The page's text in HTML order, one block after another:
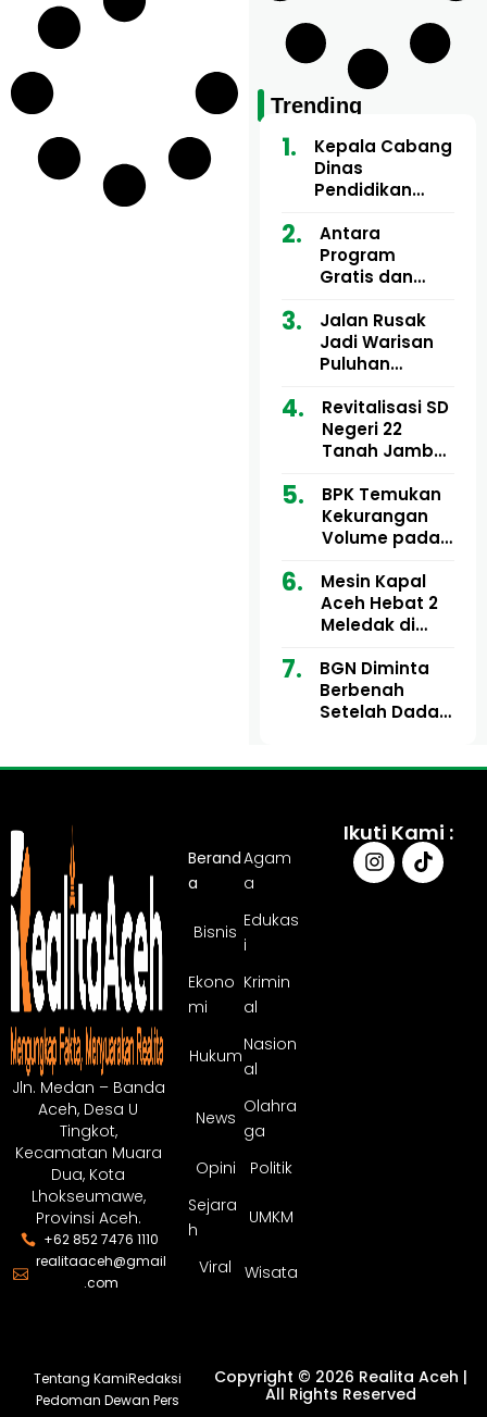
Trending
Kepala Cabang
Dinas
Pendidikan
Utara Buka
Pelatihan Deep
Learning serta
Artifisial bagi
Guru
Matematika
Antara
Program
Gratis dan
Motor Imum
Gampong, Uji
Nyali APH
Bermain di
Balik Rp250
Ribu
Jalan Rusak
Jadi Warisan
Puluhan
dan Tgk
Muharuddin
Kini Didesak
Revitalisasi SD
Negeri 22
Tanah Jambo
Miliar Tuai
Sorotan, Publik
Pertanyakan
Anggaran
BPK Temukan
Kekurangan
Volume pada
Aceh Utara
Tahun 2024,
Pengembalian
Sepenuhnya
Tuntas
Mesin Kapal
Aceh Hebat 2
Meledak di
Ulee Lheue, 14
Orang Derita
Luka Bakar
BGN Diminta
Berbenah
Setelah Dadan
Jln. Medan – Banda
Aceh, Desa U
Tingkot,
Kecamatan Muara
Dua, Kota
Lhokseumawe,
Provinsi Aceh.
+62 852 7476 1110
realitaaceh@gmail
.com
Berand
a
Agam
a
Bisnis
Edukas
i
Ekono
mi
Krimin
al
Hukum
Nasion
al
News
Olahra
ga
Opini
Politik
Sejara
h
UMKM
Viral Wisata
Ikuti Kami :
Tentang KamiRedaksi
Pedoman Dewan Pers
Copyright © 2026 Realita Aceh |
All Rights Reserved